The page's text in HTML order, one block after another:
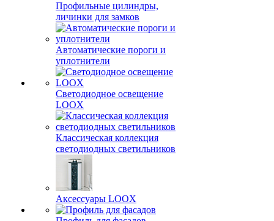
Профильные цилиндры,
личинки для замков
Автоматические пороги и
уплотнители
Светодиодное освещение
LOOX
Классическая коллекция
светодиодных светильников
Аксессуары LOOX